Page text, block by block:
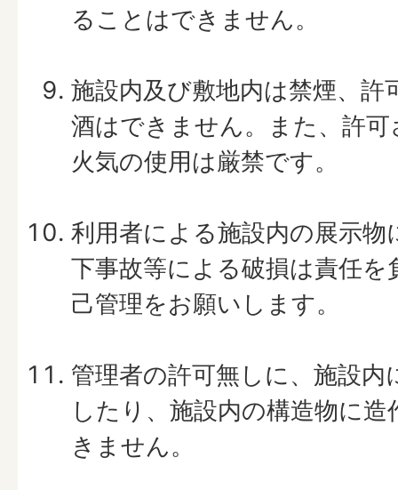
ることはできません。
施設内及び敷地内は禁煙、許
酒はできません。また、許
火気の使用は厳禁です。
利用者による施設内の展示物
下事故等による破損は責任
己管理をお願いします。
管理者の許可無しに、施設内
したり、施設内の構造物に
きません。